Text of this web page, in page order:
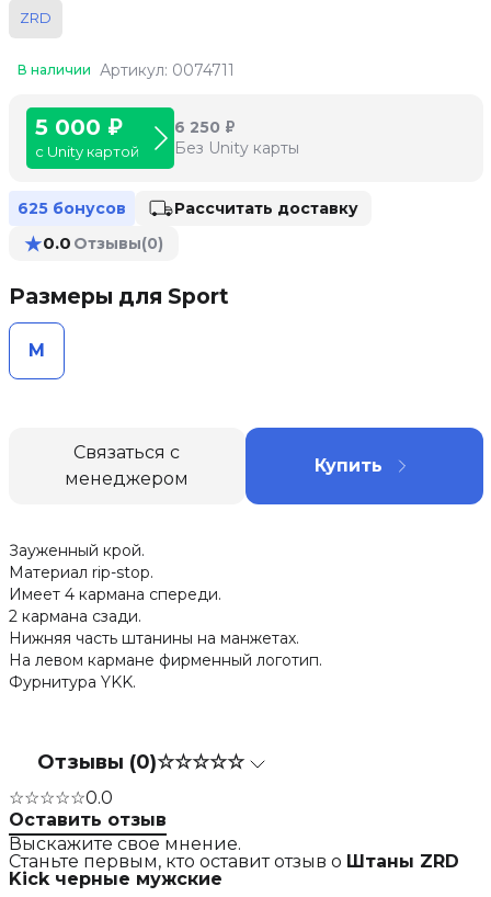
ZRD
В наличии Артикул: 0074711
5 000 ₽
с Unity картой
6 250 ₽
Без Unity карты
625 бонусов Рассчитать доставку
★0.0 Отзывы(0)
Размеры для Sport
M
Купить
Связаться с
менеджером
Зауженный крой.
Материал rip-stop.
Имеет 4 кармана спереди.
2 кармана сзади.
Нижняя часть штанины на манжетах.
На левом кармане фирменный логотип.
Фурнитура YKK.
Отзывы (0)☆☆☆☆☆
☆☆☆☆☆0.0
Оставить отзыв
Выскажите свое мнение.
Станьте первым, кто оставит отзыв о Штаны ZRD
Kick черные мужские